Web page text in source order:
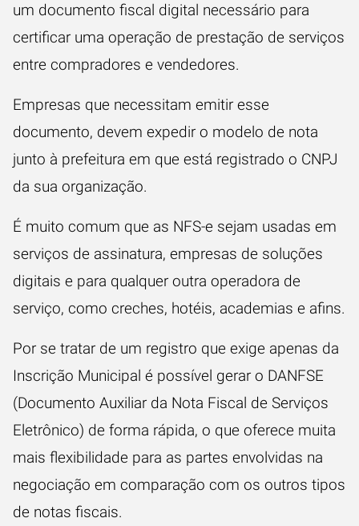
um documento fiscal digital necessário para
certificar uma operação de prestação de serviços
entre compradores e vendedores.
Empresas que necessitam emitir esse
documento, devem expedir o modelo de nota
junto à prefeitura em que está registrado o CNPJ
da sua organização.
É muito comum que as NFS-e sejam usadas em
serviços de assinatura, empresas de soluções
digitais e para qualquer outra operadora de
serviço, como creches, hotéis, academias e afins.
Por se tratar de um registro que exige apenas da
Inscrição Municipal é possível gerar o DANFSE
(Documento Auxiliar da Nota Fiscal de Serviços
Eletrônico) de forma rápida, o que oferece muita
mais flexibilidade para as partes envolvidas na
negociação em comparação com os outros tipos
de notas fiscais.